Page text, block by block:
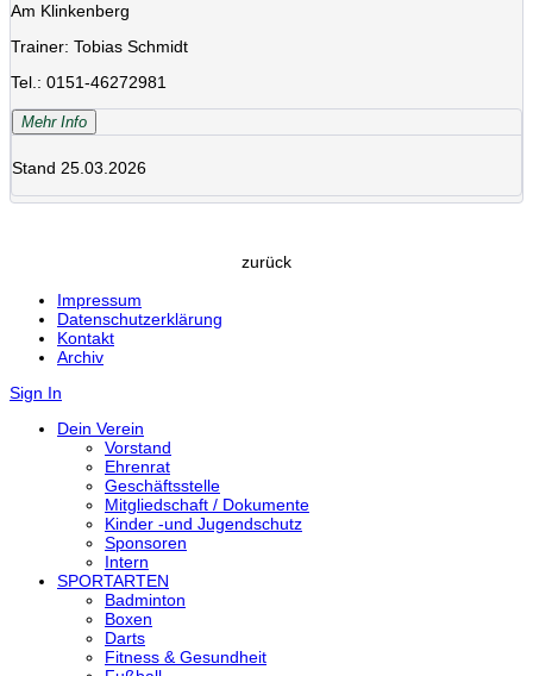
Am Klinkenberg
Trainer: Tobias Schmidt
Tel.: 0151-46272981
Mehr Info
Stand 25.03.2026
zurück
Impressum
Datenschutzerklärung
Kontakt
Archiv
Sign In
Dein Verein
Vorstand
Ehrenrat
Geschäftsstelle
Mitgliedschaft / Dokumente
Kinder -und Jugendschutz
Sponsoren
Intern
SPORTARTEN
Badminton
Boxen
Darts
Fitness & Gesundheit